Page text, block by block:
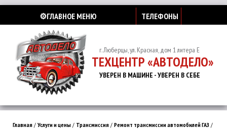
⚙️ГЛАВНОЕ МЕНЮ ТЕЛЕФОНЫ
г. Люберцы, ул. Красная, дом 1 литера Е
ТЕХЦЕНТР «АВТОДЕЛО»
УВЕРЕН В МАШИНЕ - УВЕРЕН В СЕБЕ
Главная / Услуги и цены / Трансмиссия / Ремонт трансмиссии автомобилей ГАЗ /